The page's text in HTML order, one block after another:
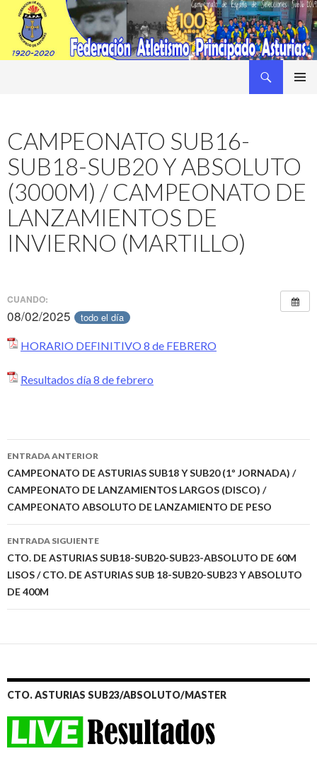
CAMPEONATO SUB16-
SUB18-SUB20 Y ABSOLUTO
(3000M) / CAMPEONATO DE
LANZAMIENTOS DE
INVIERNO (MARTILLO)
CUANDO:
08/02/2025 todo el día
HORARIO DEFINITIVO 8 de FEBRERO
Resultados día 8 de febrero
Navegación
de
entradas
ENTRADA ANTERIOR
CAMPEONATO DE ASTURIAS SUB18 Y SUB20 (1º JORNADA) /
CAMPEONATO DE LANZAMIENTOS LARGOS (DISCO) /
CAMPEONATO ABSOLUTO DE LANZAMIENTO DE PESO
ENTRADA SIGUIENTE
CTO. DE ASTURIAS SUB18-SUB20-SUB23-ABSOLUTO DE 60M
LISOS / CTO. DE ASTURIAS SUB 18-SUB20-SUB23 Y ABSOLUTO
DE 400M
CTO. ASTURIAS SUB23/ABSOLUTO/MASTER